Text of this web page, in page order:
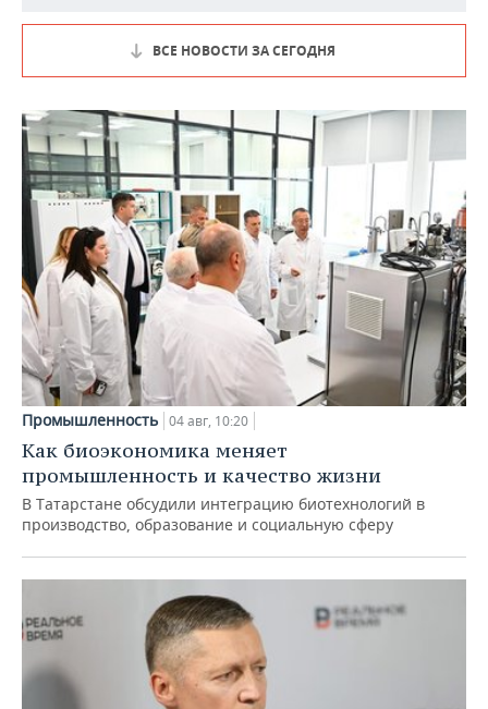
ВСЕ НОВОСТИ ЗА СЕГОДНЯ
Промышленность 04 авг, 10:20
Как биоэкономика меняет
промышленность и качество жизни
В Татарстане обсудили интеграцию биотехнологий в
производство, образование и социальную сферу